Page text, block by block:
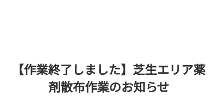
【作業終了しました】芝生エリア薬
剤散布作業のお知らせ